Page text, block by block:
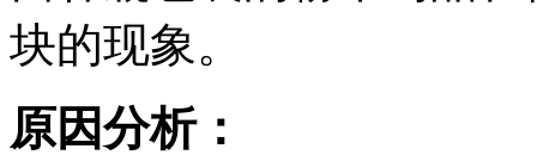
块的现象。
原因分析：